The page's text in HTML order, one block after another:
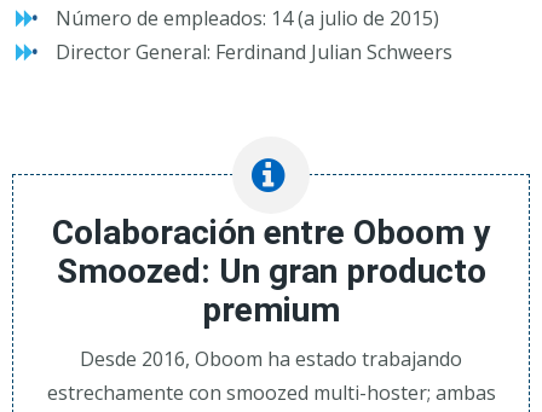
Número de empleados: 14 (a julio de 2015)
Director General: Ferdinand Julian Schweers
Colaboración entre Oboom y
Smoozed: Un gran producto
premium
Desde 2016, Oboom ha estado trabajando
estrechamente con smoozed multi-hoster; ambas